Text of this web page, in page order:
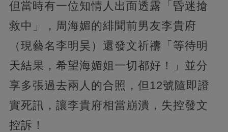
但當時有一位知情人出面透露「昏迷搶
救中」，周海媚的緋聞前男友李貴府
（現藝名李明昊）還發文祈禱「等待明
天結果，希望海媚姐一切都好！」並分
享多張過去兩人的合照，但12號隨即證
實死訊，讓李貴府相當崩潰，失控發文
控訴！